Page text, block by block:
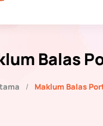
Balas
Maklum Balas